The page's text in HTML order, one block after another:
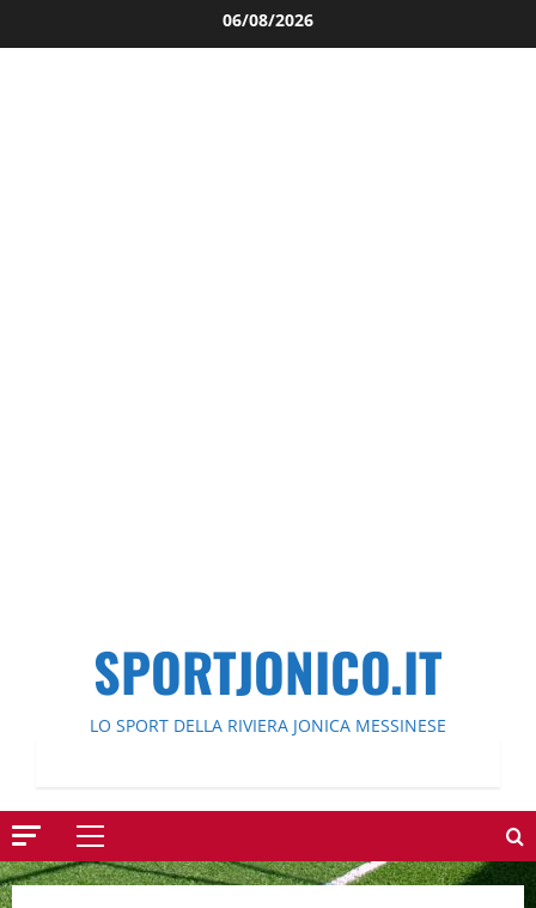
al
06/08/2026
SPORTJONICO.IT
LO SPORT DELLA RIVIERA JONICA MESSINESE
Menu
principale